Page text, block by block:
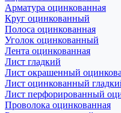
Арматура оцинкованная
Круг оцинкованный
Полоса оцинкованная
Уголок оцинкованный
Лента оцинкованная
Лист гладкий
Лист окрашенный
Лист оцинкованный
Лист перфорированный
Проволока оцинкованная